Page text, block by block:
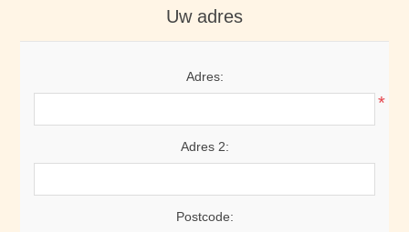
Uw adres
Adres:
*
Adres 2:
Postcode: